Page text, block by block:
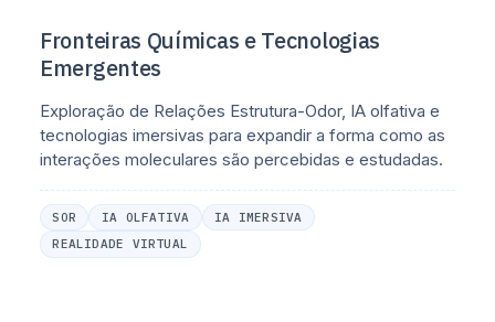
Fronteiras Químicas e Tecnologias
Emergentes
Exploração de Relações Estrutura-Odor, IA olfativa e
tecnologias imersivas para expandir a forma como as
interações moleculares são percebidas e estudadas.
SOR IA OLFATIVA
IA IMERSIVA
REALIDADE VIRTUAL